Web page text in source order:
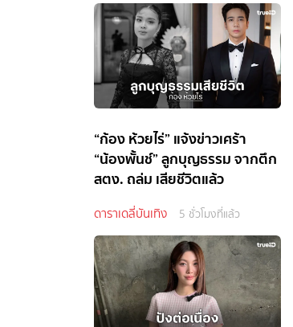
“ก้อง ห้วยไร่” แจ้งข่าวเศร้า
“น้องพั้นช์” ลูกบุญธรรม จากตึก
สตง. ถล่ม เสียชีวิตแล้ว
ดาราเดลี่บันเทิง 5 ชั่วโมงที่แล้ว